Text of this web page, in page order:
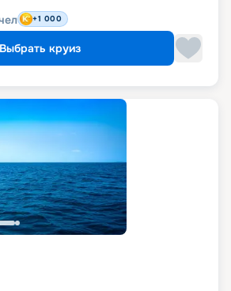
+1 000
Выбрать круиз